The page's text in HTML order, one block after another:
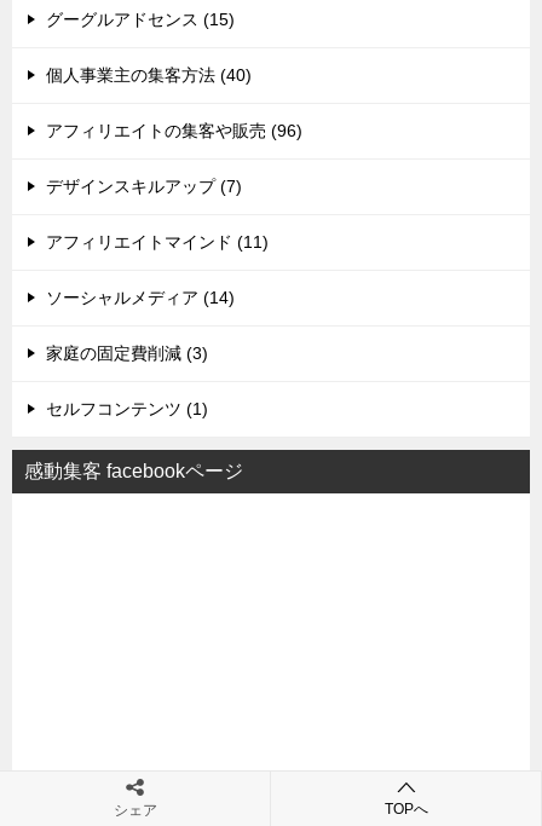
グーグルアドセンス (15)
個人事業主の集客方法 (40)
アフィリエイトの集客や販売 (96)
デザインスキルアップ (7)
アフィリエイトマインド (11)
ソーシャルメディア (14)
家庭の固定費削減 (3)
セルフコンテンツ (1)
感動集客 facebookページ
シェア TOPへ